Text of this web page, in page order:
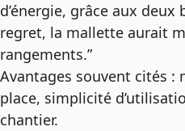
d’énergie, grâce aux
regret, la mallette aurait
rangements.”
Avantages souvent cités :
place, simplicité
chantier.